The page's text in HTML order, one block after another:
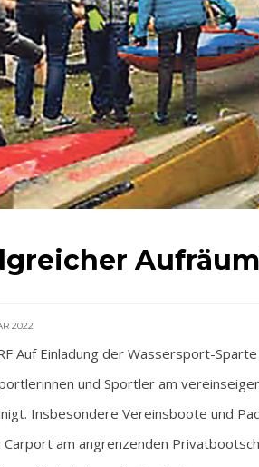
2022
Auf Einladung der Wassersport-
und Sportler am
Insbesondere Vereinsboote und
am angrenzenden